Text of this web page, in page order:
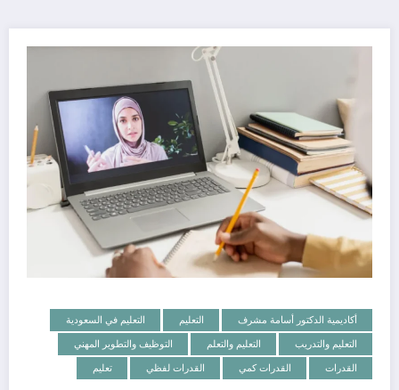
أكاديمية الدكتور أسامة مشرف التعليم
التعليم في السعودية
التعليم والتدريب
التعليم والتعلم
التوظيف والتطوير المهني
القدرات
القدرات كمي القدرات لفظي تعليم